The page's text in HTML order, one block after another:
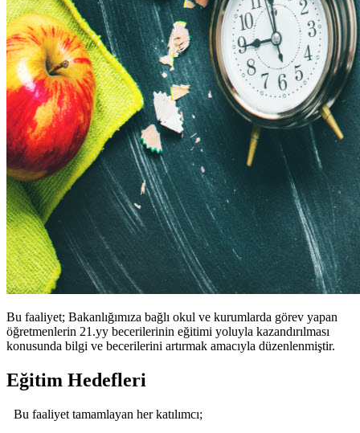
Bu faaliyet; Bakanlığımıza bağlı okul ve kurumlarda görev yapan
öğretmenlerin 21.yy becerilerinin eğitimi yoluyla kazandırılması
konusunda bilgi ve becerilerini artırmak amacıyla düzenlenmiştir.
Eğitim Hedefleri
Bu faaliyet tamamlayan her katılımcı;